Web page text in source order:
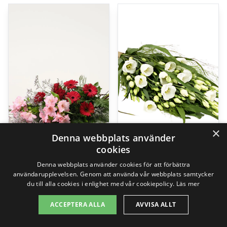
Älskad, liggande bukett
499,00kr
Begravningsbukett
675,00kr
×
Denna webbplats använder
cookies
Denna webbplats använder cookies för att förbättra
användarupplevelsen. Genom att använda vår webbplats samtycker
du till alla cookies i enlighet med vår cookiepolicy. Läs mer
ACCEPTERA ALLA AVVISA ALLT